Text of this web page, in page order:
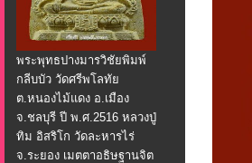
พระพุทธปางมารวิชัยพิมพ์
กลีบบัว วัดศรีพโลทัย
ต.หนองไม้แดง อ.เมือง
จ.ชลบุรี ปี พ.ศ.2516 หลวงปู่
ทิม อิสริโก วัดละหารไร่
จ.ระยอง เมตตาอธิษฐานจิต